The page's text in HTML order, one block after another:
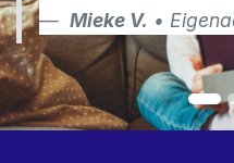
Mieke V. •